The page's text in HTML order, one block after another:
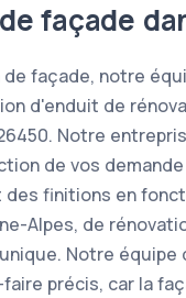
façade
façade, notre
d'enduit de
Notre
de vos
finitions en
Alpes, de
Notre
précis, car la